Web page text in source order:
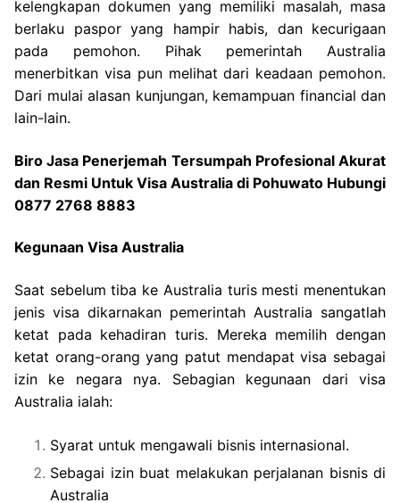
kelengkapan dokumen yang memiliki masalah, masa
berlaku paspor yang hampir habis, dan kecurigaan
pada pemohon. Pihak pemerintah Australia
menerbitkan visa pun melihat dari keadaan pemohon.
Dari mulai alasan kunjungan, kemampuan financial dan
lain-lain.
Biro Jasa Penerjemah Tersumpah Profesional Akurat
dan Resmi Untuk Visa Australia di Pohuwato Hubungi
0877 2768 8883
Kegunaan Visa Australia
Saat sebelum tiba ke Australia turis mesti menentukan
jenis visa dikarnakan pemerintah Australia sangatlah
ketat pada kehadiran turis. Mereka memilih dengan
ketat orang-orang yang patut mendapat visa sebagai
izin ke negara nya. Sebagian kegunaan dari visa
Australia ialah:
Syarat untuk mengawali bisnis internasional.
Sebagai izin buat melakukan perjalanan bisnis di
Australia